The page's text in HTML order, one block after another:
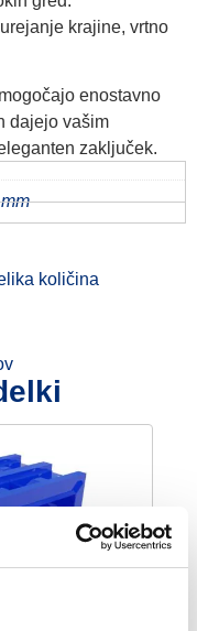
krajine, vrtno
enostavno
dajejo vašim
zaključek.
količina